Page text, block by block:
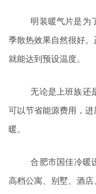
明装暖气片是为
季散热效果自然很好
就能达到预设温度。
无论是上班族还
可以节省能源费用，
暖。
合肥市国佳冷暖
高档公寓、别墅、酒